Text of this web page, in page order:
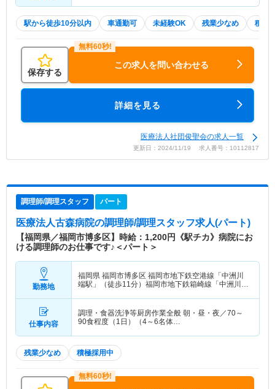
駅から徒歩10分以内 車通勤可 未経験OK 残業少なめ 積極
保存する
この求人を問い合わせる
詳細を見る
医療法人社団俊聖会の求人一覧
更新日：2024/11/19 求人番号：10112817
調理師/調理スタッフ パート
医療法人古森病院の調理師/調理スタッフ求人(パート)
【福岡県／福岡市博多区】時給：1,200円《駅チカ》病院にお
ける調理師のお仕事です♪＜パート＞
勤務地
福岡県 福岡市博多区 福岡市地下鉄空港線「中洲川
端駅」（徒歩11分）福岡市地下鉄箱崎線「中洲川端
仕事内容
調理・食器洗浄等厨房作業全般 朝・昼・夜／70～
90食程度（1日）（4～6名体…
残業少なめ 積極採用中